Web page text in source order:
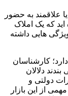
علاقمند به حضور
که یک املاک
هایی داشته
کارشناسان
دلالان
دولتی و
از این بازار